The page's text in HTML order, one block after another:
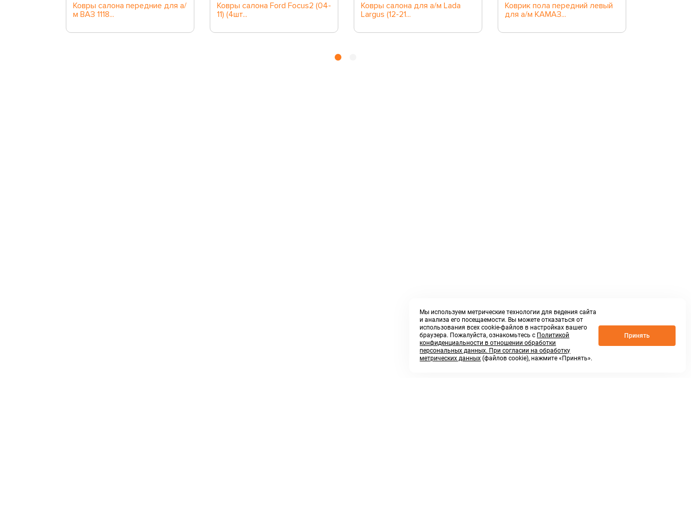
Ковры салона передние для а/
м ВАЗ 1118...
Ковры салона Ford Focus2 (04-
11) (4шт...
Ковры салона для а/м Lada
Largus (12-21...
Коврик пола передний левый
для а/м КАМАЗ...
Мы используем метрические технологии для ведения сайта
и анализа его посещаемости. Вы можете отказаться от
использования всех cookie-файлов в настройках вашего
браузера. Пожалуйста, ознакомьтесь с Политикой
конфиденциальности в отношении обработки
персональных данных. При согласии на обработку
метрических данных (файлов cookie), нажмите «Принять».
Принять